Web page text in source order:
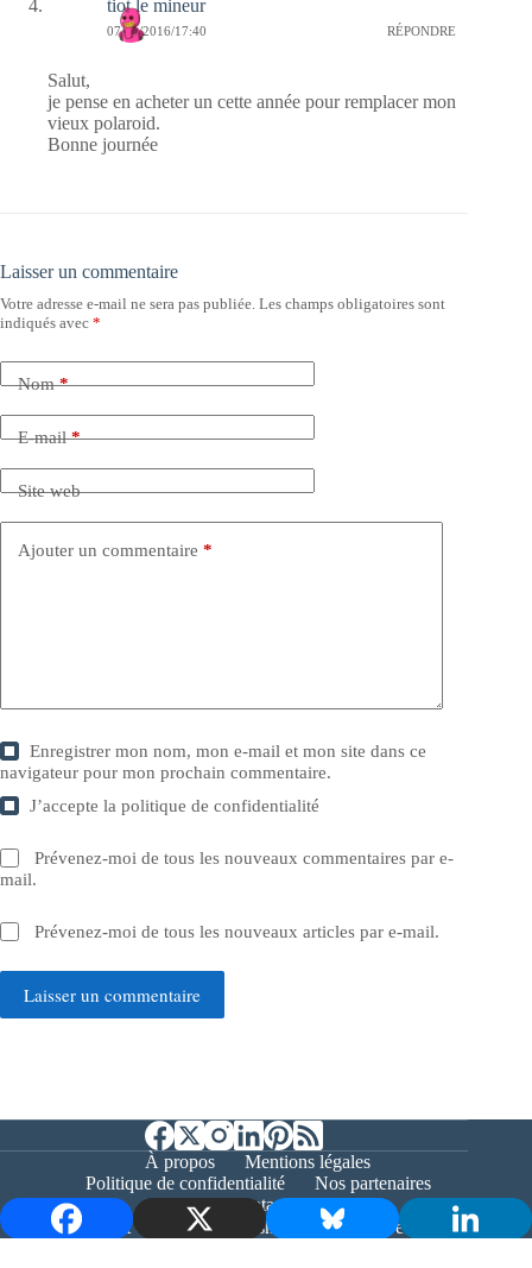
tiot le mineur
07/11/2016/17:40 RÉPONDRE
Salut,
je pense en acheter un cette année pour remplacer mon
vieux polaroid.
Bonne journée
Laisser un commentaire
Votre adresse e-mail ne sera pas publiée. Les champs obligatoires sont
indiqués avec *
Nom*
E-mail*
Site web
Ajouter un commentaire *
Enregistrer mon nom, mon e-mail et mon site dans ce
navigateur pour mon prochain commentaire.
J’accepte lapolitique de confidentialité
Prévenez-moi de tous les nouveaux commentaires par e-
mail.
Prévenez-moi de tous les nouveaux articles par e-mail.
Laisser un commentaire
À propos
Mentions légales
Politique de confidentialité
Nos partenaires
Contact
Copyright © 2026 - Bernieshoot.fr Journal Web